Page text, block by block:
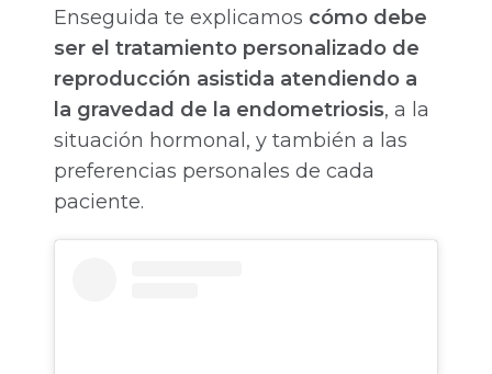
Enseguida te explicamos cómo debe
ser el tratamiento personalizado de
reproducción asistida atendiendo a
la gravedad de la endometriosis, a la
situación hormonal, y también a las
preferencias personales de cada
paciente.